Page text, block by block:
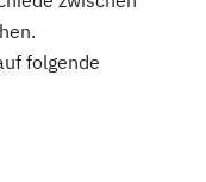
folgende